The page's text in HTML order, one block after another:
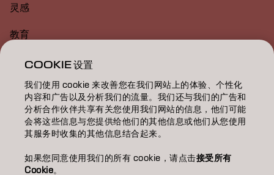
灵感
教育
关于
美发沙龙查找
成为合作伙伴
联系我们
COOKIE 设置
我们使用 cookie 来改善您在我们网站上的体验、个性化
内容和广告以及分析我们的流量。我们还与我们的广告和
分析合作伙伴共享有关您使用我们网站的信息，他们可能
会将这些信息与您提供给他们的其他信息或他们从您使用
其服务时收集的其他信息结合起来。
如果您同意使用我们的所有 cookie，请点击接受所有
Cookie。